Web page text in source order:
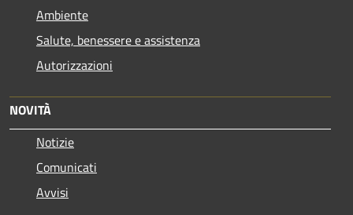
Ambiente
Salute, benessere e assistenza
Autorizzazioni
NOVITÀ
Notizie
Comunicati
Avvisi